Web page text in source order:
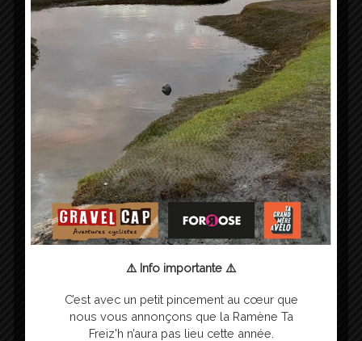
Suivez nous
youtube
Articles récents
Ramène ta Freiz’h 2025
La Ramène Ta Freiz’h 2023 : Une épreuve Gravel exigeante qui
Ramène Ta Freiz’H 2024
Reconnaissance de la Ramène ta Freiz’h 2024
Gravilaine 2023
⚠️ Info importante ⚠️
C’est avec un petit pincement au cœur que
nous vous annonçons que la Ramène Ta
Freiz'h n’aura pas lieu cette année.